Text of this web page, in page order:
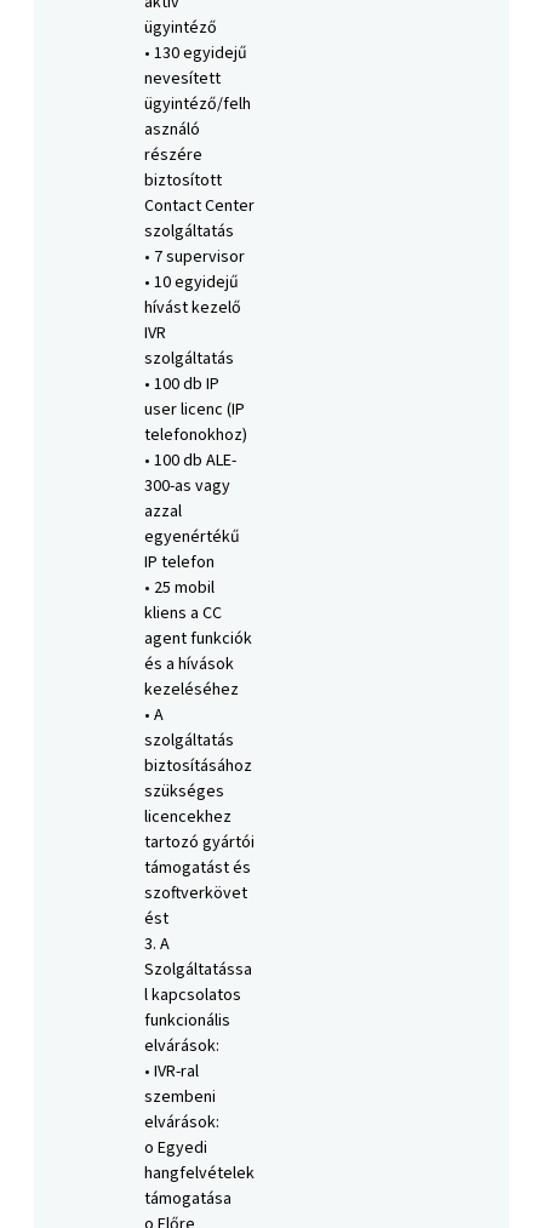
ügyintéző
• 130 egyidejű
nevesített
ügyintéző/felh
asználó
részére
biztosított
Contact Center
szolgáltatás
• 7 supervisor
• 10 egyidejű
hívást kezelő
IVR
szolgáltatás
• 100 db IP
user licenc (IP
telefonokhoz)
• 100 db ALE-
300-as vagy
azzal
egyenértékű
IP telefon
• 25 mobil
kliens a CC
agent funkciók
és a hívások
kezeléséhez
• A
szolgáltatás
biztosításához
szükséges
licencekhez
tartozó gyártói
támogatást és
szoftverkövet
ést
3. A
Szolgáltatássa
l kapcsolatos
funkcionális
elvárások:
• IVR-ral
szembeni
elvárások:
o Egyedi
hangfelvételek
támogatása